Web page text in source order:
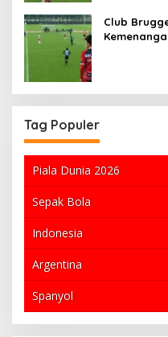
Club
Tag Populer
Piala Dunia 2026
Sepak Bola
Indonesia
Argentina
Spanyol